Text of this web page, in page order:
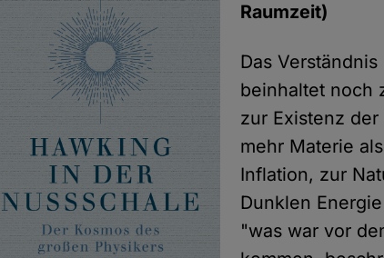
Raumzeit)
Das
beinhaltet noch
zur Existenz
mehr Materie
Inflation, zur
Dunklen
"was war vor